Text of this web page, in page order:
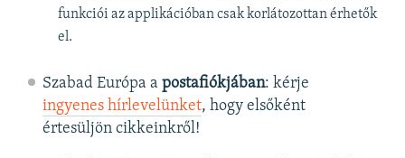
funkciói az applikációban csak korlátozottan érhetők
el.
Szabad Európa a postafiókjában: kérje
ingyenes hírlevelünket, hogy elsőként
értesüljön cikkeinkről!